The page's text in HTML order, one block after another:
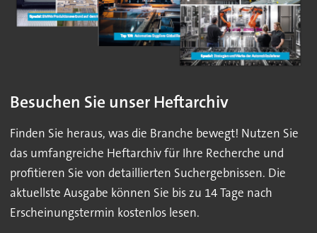
Besuchen Sie unser Heftarchiv
Finden Sie heraus, was die Branche bewegt! Nutzen Sie
das umfangreiche Heftarchiv für Ihre Recherche und
profitieren Sie von detaillierten Suchergebnissen. Die
aktuellste Ausgabe können Sie bis zu 14 Tage nach
Erscheinungstermin kostenlos lesen.